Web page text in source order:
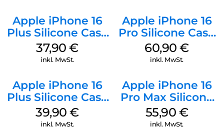
Apple iPhone 16
Plus Silicone Case
MagSafe Lake
Green
37,90€
inkl. MwSt.
Apple iPhone 16
Pro Silicone Case
MagSafe Stone
Gray
60,90€
inkl. MwSt.
Apple iPhone 16
Plus Silicone Case
MagSafe Plum
39,90€
inkl. MwSt.
Apple iPhone 16
Pro Max Silicone
Case MagSafe
Stone Gray
55,90 €
inkl. MwSt.